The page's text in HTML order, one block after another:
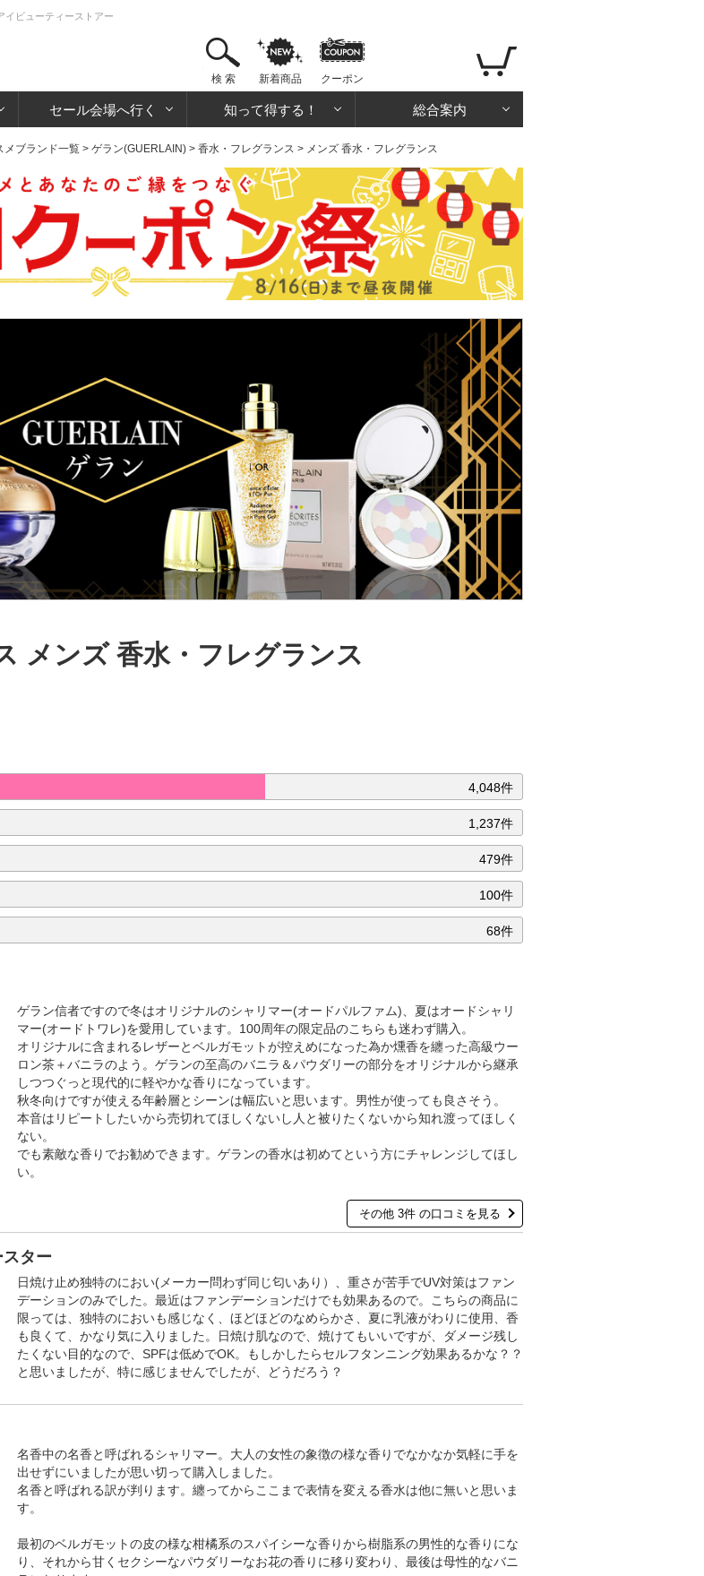
イビューティーストアー
検 索 新着商品 クーポン
セール会場へ行く 知って得する！ 総合案内
メブランド一覧 > ゲラン(GUERLAIN) > 香水・フレグランス > メンズ 香水・フレグランス
メンズ 香水・フレグランス
4,048件
1,237件
479件
100件
68件
ゲラン信者ですので冬はオリジナルのシャリマー(オードパルファム)、夏はオードシャリ
マー(オードトワレ)を愛用しています。100周年の限定品のこちらも迷わず購入。
オリジナルに含まれるレザーとベルガモットが控えめになった為か燻香を纏った高級ウー
ロン茶＋バニラのよう。ゲランの至高のバニラ＆パウダリーの部分をオリジナルから継承
しつつぐっと現代的に軽やかな香りになっています。
秋冬向けですが使える年齢層とシーンは幅広いと思います。男性が使っても良さそう。
本音はリピートしたいから売切れてほしくないし人と被りたくないから知れ渡ってほしく
ない。
でも素敵な香りでお勧めできます。ゲランの香水は初めてという方にチャレンジしてほし
い。
その他 3件 の口コミを見る
ター
日焼け止め独特のにおい(メーカー問わず同じ匂いあり）、重さが苦手でUV対策はファン
デーションのみでした。最近はファンデーションだけでも効果あるので。こちらの商品に
限っては、独特のにおいも感じなく、ほどほどのなめらかさ、夏に乳液がわりに使用、香
も良くて、かなり気に入りました。日焼け肌なので、焼けてもいいですが、ダメージ残し
たくない目的なので、SPFは低めでOK。もしかしたらセルフタンニング効果あるかな？？
と思いましたが、特に感じませんでしたが、どうだろう？
名香中の名香と呼ばれるシャリマー。大人の女性の象徴の様な香りでなかなか気軽に手を
出せずにいましたが思い切って購入しました。
名香と呼ばれる訳が判ります。纏ってからここまで表情を変える香水は他に無いと思いま
す。
最初のベルガモットの皮の様な柑橘系のスパイシーな香りから樹脂系の男性的な香りにな
り、それから甘くセクシーなパウダリーなお花の香りに移り変わり、最後は母性的なバニ